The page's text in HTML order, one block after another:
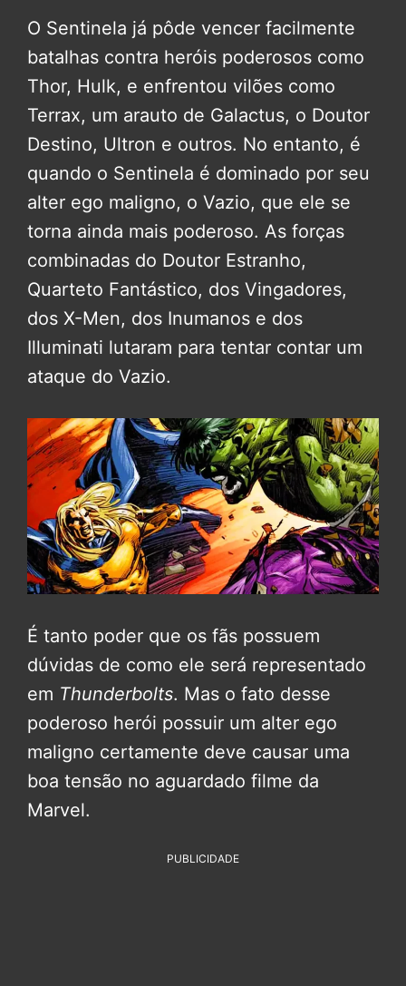
O Sentinela já pôde vencer facilmente
batalhas contra heróis poderosos como
Thor, Hulk, e enfrentou vilões como
Terrax, um arauto de Galactus, o Doutor
Destino, Ultron e outros. No entanto, é
quando o Sentinela é dominado por seu
alter ego maligno, o Vazio, que ele se
torna ainda mais poderoso. As forças
combinadas do Doutor Estranho,
Quarteto Fantástico, dos Vingadores,
dos X-Men, dos Inumanos e dos
Illuminati lutaram para tentar contar um
ataque do Vazio.
É tanto poder que os fãs possuem
dúvidas de como ele será representado
em Thunderbolts. Mas o fato desse
poderoso herói possuir um alter ego
maligno certamente deve causar uma
boa tensão no aguardado filme da
Marvel.
PUBLICIDADE